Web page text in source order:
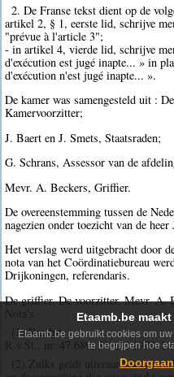
2. De Franse tekst dient op de
artikel 2, § 1, eerste lid, schrijve
"prévue à l'article 3";
- in artikel 4, vierde lid, schrijve
d'exécution est jugé inapte... » in
d'exécution n'est jugé inapte... ».
De kamer was samengesteld uit :
Kamervoorzitter;
J. Baert en J. Smets, Staatsraden;
G. Schrans, Assessor van de
Mevr. A. Beckers, Griffier.
De overeenstemming tussen de
nagezien onder toezicht van de heer
Het verslag werd uitgebracht door
nota van het Coördinatiebureau
Drijkoningen, referendaris.
De griffier, De voorzitter, Mevr. A.
Nota's
(1) Raadpl.
R.v.St., nr. 47.689, 31 mei 1994,
(2) Zulks geldt uiteraard niet voor
Etaamb.be
Etaamb.be gebruikt cookies om
te begrijpen hoe
Doorgaan